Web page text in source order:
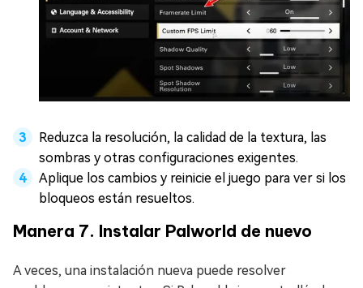
Reduzca la resolución, la calidad de la textura, las
sombras y otras configuraciones exigentes.
Aplique los cambios y reinicie el juego para ver si los
bloqueos están resueltos.
Manera 7. Instalar Palworld de nuevo
A veces, una instalación nueva puede resolver